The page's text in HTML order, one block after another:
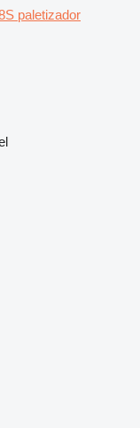
paletizador